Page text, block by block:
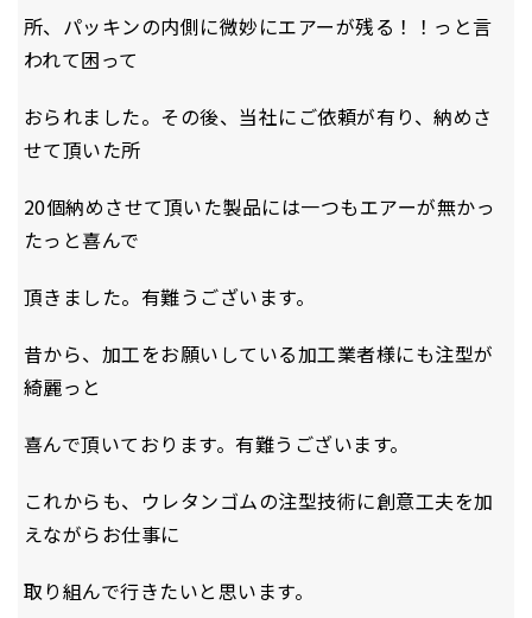
所、パッキンの内側に微妙にエアーが残る！！っと言
われて困って
おられました。その後、当社にご依頼が有り、納めさ
せて頂いた所
20個納めさせて頂いた製品には一つもエアーが無かっ
たっと喜んで
頂きました。有難うございます。
昔から、加工をお願いしている加工業者様にも注型が
綺麗っと
喜んで頂いております。有難うございます。
これからも、ウレタンゴムの注型技術に創意工夫を加
えながらお仕事に
取り組んで行きたいと思います。